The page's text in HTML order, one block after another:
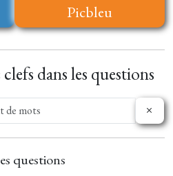
Picbleu
dans les questions
questions